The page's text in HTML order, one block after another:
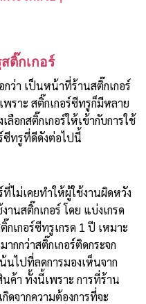
ติ๊กเกอร์
กว่า เป็นหน้าที่ร้านสติ๊กเกอร์
พราะ สติ๊กเกอร์ซีทรูก็มีหลาย
อกสติ๊กเกอร์ให้เข้ากับการใช้
ซีทรูที่ดีดังต่อไปนี้
ที่ไม่เคยทำให้ผู้ใช้งานผิดหวัง
านสติ๊กเกอร์ โดย แบ่งเกรด
กเกอร์ซีทรูเกรด 1 ปี เหมาะ
กกว่าสติ๊กเกอร์ติดกระจก
นไปที่ลดการมองเห็นจาก
ค้า ทั้งนี้เพราะ การที่ร้าน
ดจากความต้องการที่จะ